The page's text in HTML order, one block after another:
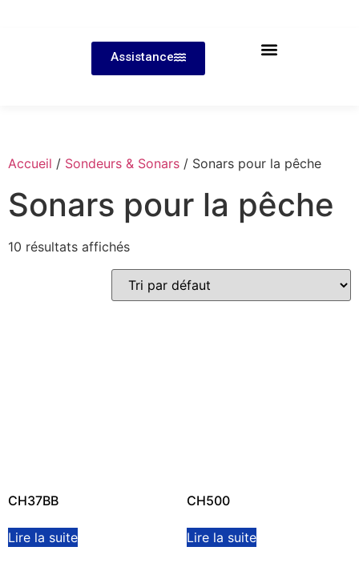
Assistance
Accueil / Sondeurs & Sonars / Sonars pour la pêche
Sonars pour la pêche
10 résultats affichés
CH37BB
Lire la suite
CH500
Lire la suite